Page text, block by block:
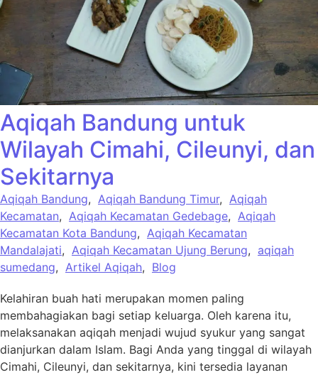
Aqiqah Bandung untuk
Wilayah Cimahi, Cileunyi, dan
Sekitarnya
Aqiqah Bandung, Aqiqah Bandung Timur, Aqiqah
Kecamatan, Aqiqah Kecamatan Gedebage, Aqiqah
Kecamatan Kota Bandung, Aqiqah Kecamatan
Mandalajati, Aqiqah Kecamatan Ujung Berung, aqiqah
sumedang, Artikel Aqiqah, Blog
Kelahiran buah hati merupakan momen paling
membahagiakan bagi setiap keluarga. Oleh karena itu,
melaksanakan aqiqah menjadi wujud syukur yang sangat
dianjurkan dalam Islam. Bagi Anda yang tinggal di wilayah
Cimahi, Cileunyi, dan sekitarnya, kini tersedia layanan